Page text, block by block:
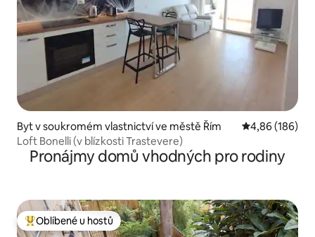
Byt v soukromém vlastnictví ve městě Řím Průměrné
4,86 (186)
Loft Bonelli (v blízkosti Trastevere)
Pronájmy domů vhodných pro rodiny
Nejlepší v kategorii Oblíbené u hostů
Oblíbené u hostů